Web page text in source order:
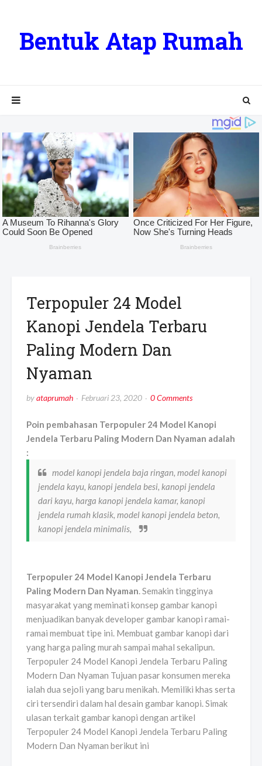
Bentuk Atap Rumah
Terpopuler 24 Model
Kanopi Jendela Terbaru
Paling Modern Dan
Nyaman
byataprumah Februari 23, 2020 0 Comments
Poin pembahasan Terpopuler 24 Model Kanopi
Jendela Terbaru Paling Modern Dan Nyaman adalah
:
model kanopi jendela baja ringan, model kanopi
jendela kayu, kanopi jendela besi, kanopi jendela
dari kayu, harga kanopi jendela kamar, kanopi
jendela rumah klasik, model kanopi jendela beton,
kanopi jendela minimalis,
Terpopuler 24 Model Kanopi Jendela Terbaru
Paling Modern Dan Nyaman. Semakin tingginya
masyarakat yang meminati konsep gambar kanopi
menjuadikan banyak developer gambar kanopi ramai-
ramai membuat tipe ini. Membuat gambar kanopi dari
yang harga paling murah sampai mahal sekalipun.
Terpopuler 24 Model Kanopi Jendela Terbaru Paling
Modern Dan Nyaman Tujuan pasar konsumen mereka
ialah dua sejoli yang baru menikah. Memiliki khas serta
ciri tersendiri dalam hal desain gambar kanopi. Simak
ulasan terkait gambar kanopi dengan artikel
Terpopuler 24 Model Kanopi Jendela Terbaru Paling
Modern Dan Nyaman berikut ini